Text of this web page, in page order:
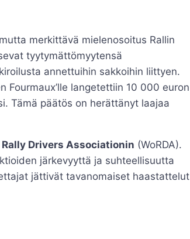
merkittävä mielenosoitus Rallin
tyytymättömyytensä
annettuihin sakkoihin liittyen.
langetettiin 10 000 euron
Tämä päätös on herättänyt laajaa
Drivers Associationin (WoRDA).
järkevyyttä ja suhteellisuutta
jättivät tavanomaiset haastattelut